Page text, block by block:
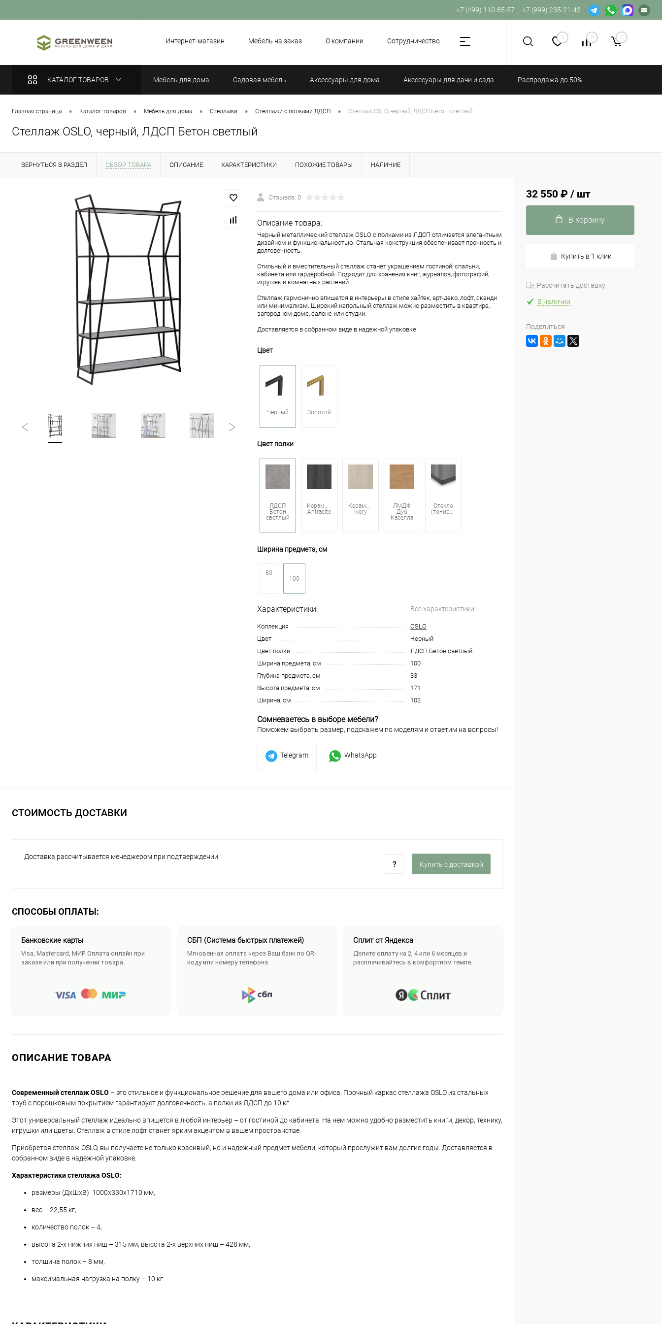
+7 (499) 110-85-57 +7 (999) 235-21-42
Интернет-магазин
Мебель на заказ О компании Сотрудничество 0 0 0
КАТАЛОГ ТОВАРОВ Мебель для дома Садовая мебель Аксессуары для дома Аксессуары для дачи и сада Распродажа до 50%
Главная страница • Каталог товаров • Мебель для дома • Стеллажи • Стеллажи с полками ЛДСП • Стеллаж OSLO, черный, ЛДСП Бетон светлый
Стеллаж OSLO, черный, ЛДСП Бетон светлый
ВЕРНУТЬСЯ В РАЗДЕЛ ОБЗОР ТОВАРА ОПИСАНИЕ ХАРАКТЕРИСТИКИ ПОХОЖИЕ ТОВАРЫ НАЛИЧИЕ
Отзывов: 0
Описание товара:
Черный металлический стеллаж OSLO с полками из ЛДСП отличается элегантным
дизайном и функциональностью. Стальная конструкция обеспечивает прочность и
долговечность.
Стильный и вместительный стеллаж станет украшением гостиной, спальни,
кабинета или гардеробной. Подходит для хранения книг, журналов, фотографий,
игрушек и комнатных растений.
Стеллаж гармонично впишется в интерьеры в стиле хайтек, арт-деко, лофт, сканди
или минимализм. Широкий напольный стеллаж можно разместить в квартире,
загородном доме, салоне или студии.
Доставляется в собранном виде в надежной упаковке.
Цвет
Черный Золотой
Цвет полки
ЛДСП
Бетон
светлый
Керамика
Antracite
Керамика
Ivory
ЛМДФ
Дуб
Каселла
Стекло
(тонированное)
Ширина предмета, см
80
100
Характеристики: Все характеристики
Коллекция
OSLO
Цвет
Черный
Цвет полки
ЛДСП Бетон светлый
Ширина предмета, см
100
Глубина предмета, см
33
Высота предмета, см
171
Ширина, см
102
Сомневаетесь в выборе мебели?
Поможем выбрать размер, подскажем по моделям и ответим на вопросы!
Telegram WhatsApp
СТОИМОСТЬ ДОСТАВКИ
Доставка рассчитывается менеджером при подтверждении
Купить c доставкой
СПОСОБЫ ОПЛАТЫ:
Банковские карты
Visa, Mastercard, МИР. Оплата онлайн при
заказе или при получении товара.
СБП (Система быстрых платежей)
Мгновенная оплата через Ваш банк по QR-
коду или номеру телефона.
Сплит от Яндекса
Делите оплату на 2, 4 или 6 месяцев и
расплачивайтесь в комфортном темпе.
ОПИСАНИЕ ТОВАРА
Современный стеллаж OSLO – это стильное и функциональное решение для вашего дома или офиса. Прочный каркас стеллажа OSLO из стальных
труб с порошковым покрытием гарантирует долговечность, а полки из ЛДСП до 10 кг.
Этот универсальный стеллаж идеально впишется в любой интерьер – от гостиной до кабинета. На нем можно удобно разместить книги, декор, технику,
игрушки или цветы. Стеллаж в стиле лофт станет ярким акцентом в вашем пространстве.
Приобретая стеллаж OSLO, вы получаете не только красивый, но и надежный предмет мебели, который прослужит вам долгие годы. Доставляется в
собранном виде в надежной упаковке.
Характеристики стеллажа OSLO:
размеры (ДхШхВ): 1000x330x1710 мм,
вес – 22,55 кг,
количество полок – 4,
высота 2-х нижних ниш – 315 мм, высота 2-х верхних ниш – 428 мм,
толщина полок – 8 мм,
максимальная нагрузка на полку – 10 кг.
32 550 ₽ / шт
В корзину
Купить в 1 клик
Рассчитать доставку
В наличии
Поделиться